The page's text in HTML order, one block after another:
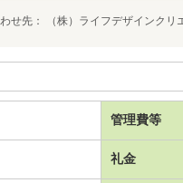
せ先 （株）ライフデザインク
管理費等
礼金